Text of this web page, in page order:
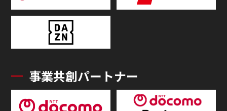
事業共創パートナー